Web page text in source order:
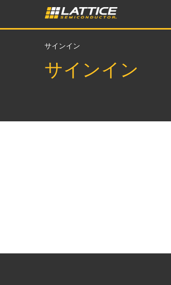
サインイン
サインイン